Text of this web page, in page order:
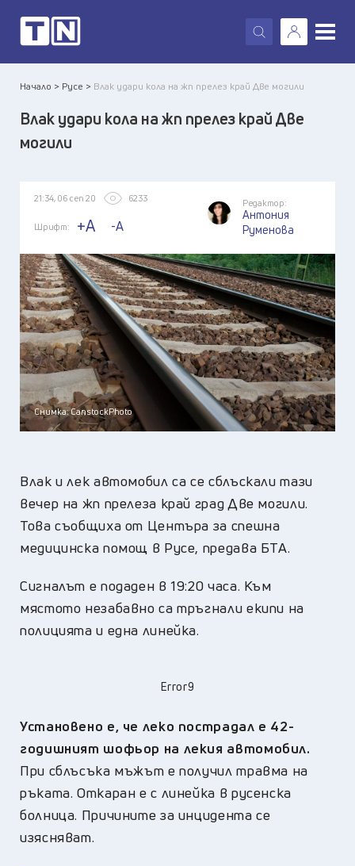
X
Начало > Русе > Влак удари кола на жп прелез край Две могили
Влак удари кола на жп прелез край Две
могили
21:34, 06 сеп 20 6233
Шрифт: +A -A
Редактор:
Антония
Руменова
Снимка: CanstockPhoto
Влак и лек автомобил са се сблъскали тази
вечер на жп прелеза край град Две могили.
Това съобщиха от Центъра за спешна
медицинска помощ в Русе, предава БТА.
Сигналът е подаден в 19:20 часа. Към
мястото незабавно са тръгнали екипи на
полицията и една линейка.
Error9
Установено е, че леко пострадал е 42-
годишният шофьор на лекия автомобил.
При сблъсъка мъжът е получил травма на
ръката. Откаран е с линейка в русенска
болница. Причините за инцидента се
изясняват.